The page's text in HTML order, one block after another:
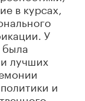
в курсах,
У
была
лучших
и